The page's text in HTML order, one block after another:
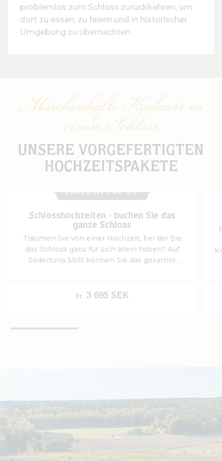
problemlos zum Schloss zurückkehren, um
dort zu essen, zu feiern und in historischer
Umgebung zu übernachten.
Märchenhafte Hochzeit in
einem Schloss
UNSERE VORGEFERTIGTEN
HOCHZEITSPAKETE
EXKLUSIV FÜR SIE
Schlosshochzeiten - buchen Sie das
ganze Schloss
Träumen Sie von einer Hochzeit, bei der Sie
das Schloss ganz für sich allein haben? Auf
Södertuna Slott können Sie das gesamte
Hochzeitswochenende mit absoluter
Privatsphäre und Zeit für sich selbst gestalten
Fr. 3 695 SEK